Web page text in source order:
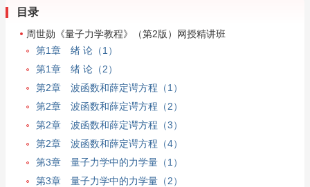
目录
周世勋《量子力学教程》（第2版）网授精讲班
第1章 绪 论（1）
第1章 绪 论（2）
第2章 波函数和薛定谔方程（1）
第2章 波函数和薛定谔方程（2）
第2章 波函数和薛定谔方程（3）
第2章 波函数和薛定谔方程（4）
第3章 量子力学中的力学量（1）
第3章 量子力学中的力学量（2）